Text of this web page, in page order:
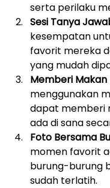
serta perilaku
Sesi Tanya
kesempatan
favorit mereka
yang mudah
Memberi Makan
menggunakan
dapat memberi
ada di sana
Foto Bersama
momen favorit
burung-burung
sudah terlatih.